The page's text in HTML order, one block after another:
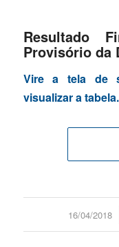
Resultado
Provisório da
Vire a tela de
visualizar a tabela.
16/04/2018
/